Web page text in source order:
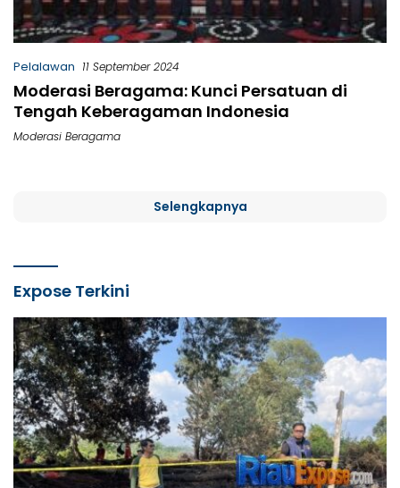
Pelalawan 11 September 2024
Moderasi Beragama: Kunci Persatuan di
Tengah Keberagaman Indonesia
Moderasi Beragama
Selengkapnya
Expose Terkini